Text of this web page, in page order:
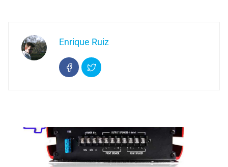
Enrique Ruiz